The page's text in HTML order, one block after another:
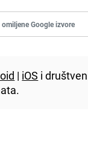
Google izvore
| iOS i